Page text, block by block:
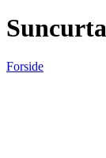
Forside